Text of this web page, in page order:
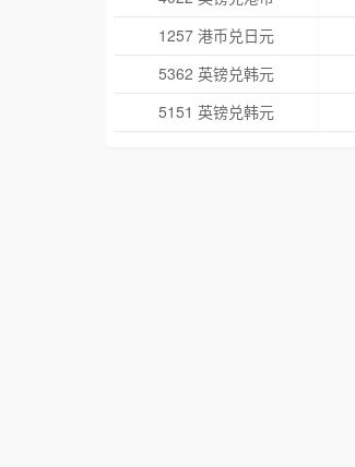
1257 港币兑日元
5362 英镑兑韩元
5151 英镑兑韩元